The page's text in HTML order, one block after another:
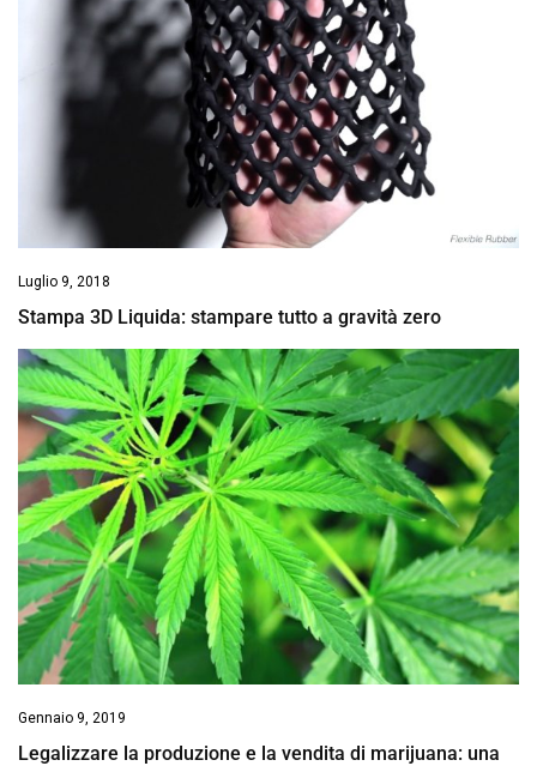
Luglio 9, 2018
Stampa 3D Liquida: stampare tutto a gravità zero
Gennaio 9, 2019
Legalizzare la produzione e la vendita di marijuana: una